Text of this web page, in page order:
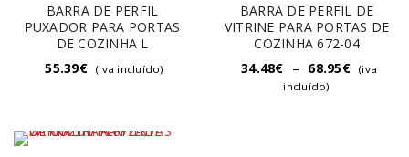
BARRA DE PERFIL
PUXADOR PARA PORTAS
DE COZINHA L
55.39€ (iva incluído)
BARRA DE PERFIL DE
VITRINE PARA PORTAS DE
COZINHA 672-04
34.48€ – 68.95€
(iva
incluído)